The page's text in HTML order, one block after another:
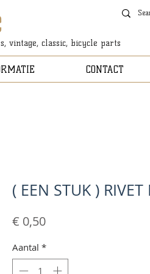
vintage, classic, bicycle parts
CONTACT
( EEN STUK ) RIVET
€ 0,50Prijs
Aantal *